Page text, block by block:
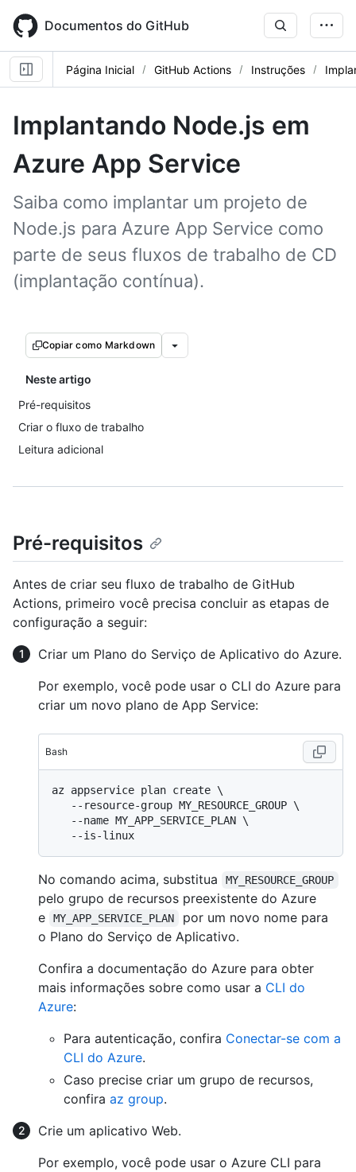
main
content
Documentos do GitHub
Página Inicial GitHub Actions Instruções
Implantando Node.js em
Azure App Service
Saiba como implantar um projeto de
Node.js para Azure App Service como
parte de seus fluxos de trabalho de CD
(implantação contínua).
Copiar como Markdown
Neste artigo
Pré-requisitos
Criar o fluxo de trabalho
Leitura adicional
Pré-requisitos
Antes de criar seu fluxo de trabalho de GitHub
Actions, primeiro você precisa concluir as etapas de
configuração a seguir:
Criar um Plano do Serviço de Aplicativo do Azure.
Por exemplo, você pode usar o CLI do Azure para
criar um novo plano de App Service:
Bash
az appservice plan create \
No comando acima, substitua MY_RESOURCE_GROUP
pelo grupo de recursos preexistente do Azure
e
MY_APP_SERVICE_PLAN
por um novo nome para
o Plano do Serviço de Aplicativo.
Confira a documentação do Azure para obter
mais informações sobre como usar a CLI do
Azure:
Para autenticação, confira Conectar-se com a
CLI do Azure.
Caso precise criar um grupo de recursos,
confira az group.
Crie um aplicativo Web.
Por exemplo, você pode usar o Azure CLI para